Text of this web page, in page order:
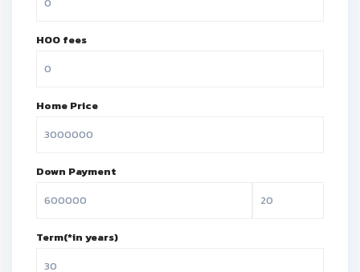
HOO fees
Home Price
Down Payment
Term(*in years)